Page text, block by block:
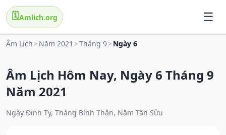
🗓️Amlich.org
Âm Lịch > Năm 2021 >Tháng 9> Ngày 6
Âm Lịch Hôm Nay, Ngày 6 Tháng 9
Năm 2021
Ngày Đinh Tỵ, Tháng Bính Thân, Năm Tân Sửu